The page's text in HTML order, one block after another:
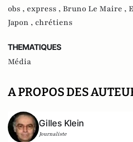
obs , express , Bruno Le Maire ,
Japon , chrétiens
THEMATIQUES
Média
A PROPOS DES
Gilles Klein
Journaliste